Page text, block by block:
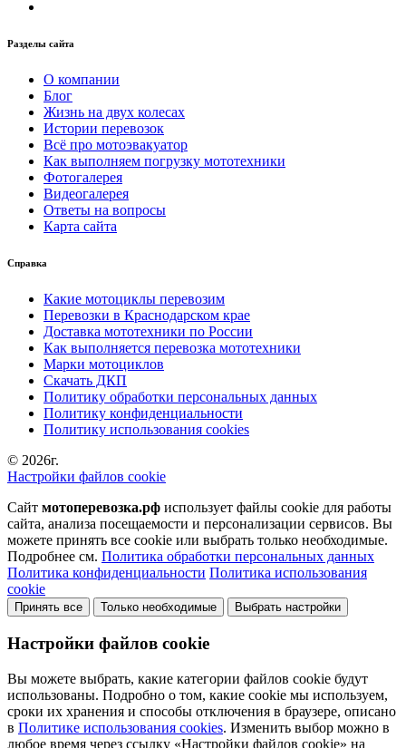
Разделы сайта
О компании
Блог
Жизнь на двух колесах
Истории перевозок
Всё про мотоэвакуатор
Как выполняем погрузку мототехники
Фотогалерея
Видеогалерея
Ответы на вопросы
Карта сайта
Справка
Какие мотоциклы перевозим
Перевозки в Краснодарском крае
Доставка мототехники по России
Как выполняется перевозка мототехники
Марки мотоциклов
Скачать ДКП
Политику обработки персональных данных
Политику конфиденциальности
Политику использования cookies
© 2026г.
Настройки файлов cookie
Сайт мотоперевозка.рф использует файлы cookie для работы
сайта, анализа посещаемости и персонализации сервисов. Вы
можете принять все cookie или выбрать только необходимые.
Подробнее см. Политика обработки персональных данных
Политика конфиденциальности Политика использования
cookie
Принять все Только необходимые Выбрать настройки
Настройки файлов cookie
Вы можете выбрать, какие категории файлов cookie будут
использованы. Подробно о том, какие cookie мы используем,
сроки их хранения и способы отключения в браузере, описано
в Политике использования cookies. Изменить выбор можно в
любое время через ссылку «Настройки файлов cookie» на